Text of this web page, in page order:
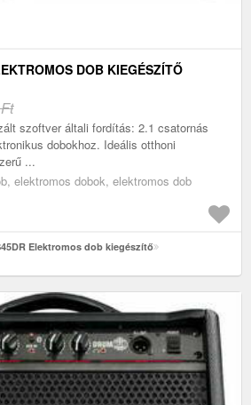
DOB KIEGÉSZÍTŐ
szoftver általi fordítás: 2.1 csatornás
dobokhoz. Ideális otthoni
...
elektromos dobok, elektromos dob
Elektromos dob kiegészítő